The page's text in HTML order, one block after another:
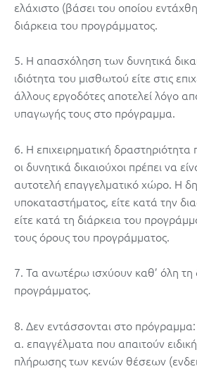
ελάχιστο (βάσει του οποίου
διάρκεια του προγράμματος.
5. Η απασχόληση των δυνητικά
ιδιότητα του μισθωτού είτε στις
άλλους εργοδότες αποτελεί λόγο
υπαγωγής τους στο πρόγραμμα.
6. Η επιχειρηματική
οι δυνητικά δικαιούχοι πρέπει να
αυτοτελή επαγγελματικό χώρο. Η
υποκαταστήματος, είτε κατά την
είτε κατά τη διάρκεια του
τους όρους του προγράμματος.
7. Τα ανωτέρω ισχύουν καθ’ όλη τη
προγράμματος.
8. Δεν εντάσσονται στο πρόγραμμα:
α. επαγγέλματα που απαιτούν
πλήρωσης των κενών θέσεων